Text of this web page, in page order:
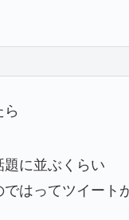
に並ぶくらい
はってツイート